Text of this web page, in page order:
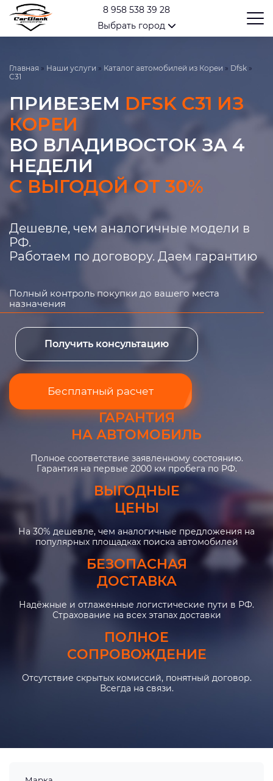
8 958 538 39 28
Выбрать город
Главная » Наши услуги » Каталог автомобилей из Кореи » Dfsk »
C31
ПРИВЕЗЕМ DFSK C31 ИЗ
КОРЕИ
ВО ВЛАДИВОСТОК ЗА 4
НЕДЕЛИ
С ВЫГОДОЙ ОТ 30%
Дешевле, чем аналогичные модели в
РФ.
Работаем по договору. Даем гарантию
Полный контроль покупки до вашего места
назначения
Получить консультацию
Бесплатный расчет
ГАРАНТИЯ
НА АВТОМОБИЛЬ
Полное соответствие заявленному состоянию.
Гарантия на первые 2000 км пробега по РФ.
ВЫГОДНЫЕ
ЦЕНЫ
На 30% дешевле, чем аналогичные предложения на
популярных площадках поиска автомобилей
БЕЗОПАСНАЯ
ДОСТАВКА
Надёжные и отлаженные логистические пути в РФ.
Страхование на всех этапах доставки
ПОЛНОЕ
СОПРОВОЖДЕНИЕ
Отсутствие скрытых комиссий, понятный договор.
Всегда на связи.